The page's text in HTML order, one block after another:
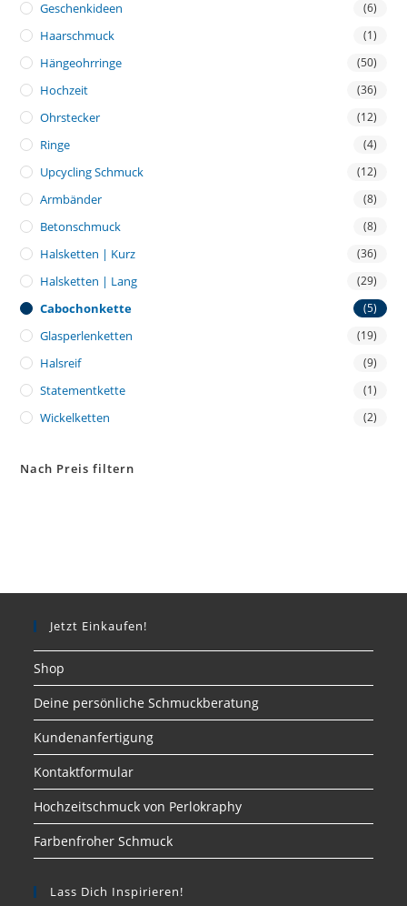
Geschenkideen (6)
Haarschmuck (1)
Hängeohrringe (50)
Hochzeit (36)
Ohrstecker (12)
Ringe (4)
Upcycling Schmuck (12)
Armbänder (8)
Betonschmuck (8)
Halsketten | Kurz (36)
Halsketten | Lang (29)
Cabochonkette (5)
Glasperlenketten (19)
Halsreif (9)
Statementkette (1)
Wickelketten (2)
Nach Preis filtern
Jetzt Einkaufen!
Shop
Deine persönliche Schmuckberatung
Kundenanfertigung
Kontaktformular
Hochzeitschmuck von Perlokraphy
Farbenfroher Schmuck
Lass Dich Inspirieren!